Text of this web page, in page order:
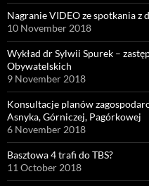
Nagranie VIDEO ze spotkania z
10 November 2018
Wykład dr Sylwii Spurek –
Obywatelskich
9 November 2018
Konsultacje planów
Asnyka, Górniczej, Pagórkowej
6 November 2018
Basztowa 4 trafi do TBS?
11 October 2018